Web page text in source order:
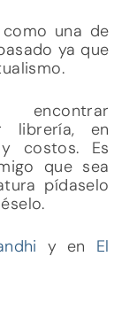
una de
ya que
librería, en
costos. Es
que sea
pídaselo
y en El